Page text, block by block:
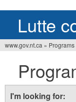
Lutte
are
here
www.gov.nt.ca »
I'm looking for: